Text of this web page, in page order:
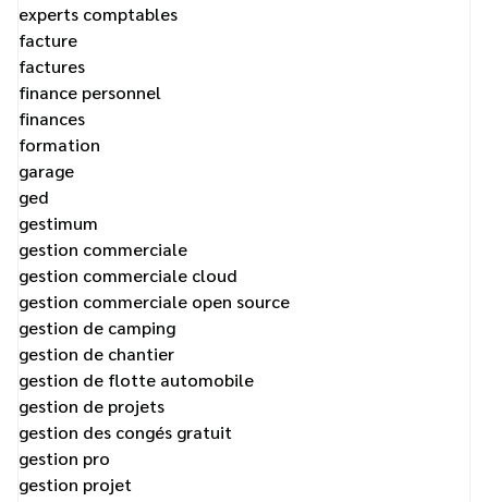
experts comptables
facture
factures
finance personnel
finances
formation
garage
ged
gestimum
gestion commerciale
gestion commerciale cloud
gestion commerciale open source
gestion de camping
gestion de chantier
gestion de flotte automobile
gestion de projets
gestion des congés gratuit
gestion pro
gestion projet